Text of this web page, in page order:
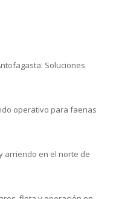
Soluciones
operativo para faenas
arriendo en el norte de